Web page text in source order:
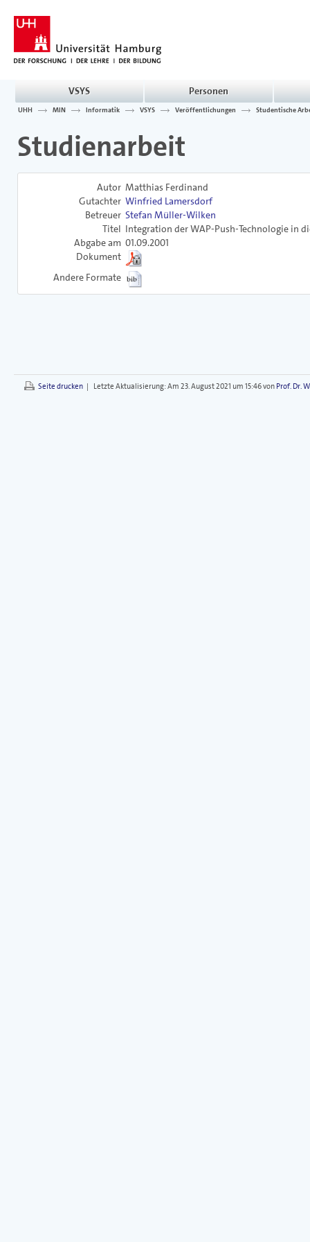
VSYS Personen
UHH MIN Informatik VSYS Veröffentlichungen Studentische
Studienarbeit
Autor Matthias Ferdinand
Gutachter Winfried Lamersdorf
Betreuer Stefan Müller-Wilken
Titel Integration der WAP-Push-Technologie in
Abgabe am 01.09.2001
Dokument
Andere Formate
Seite drucken | Letzte Aktualisierung:Am 23. August 2021 um 15:46 von Prof. Dr.